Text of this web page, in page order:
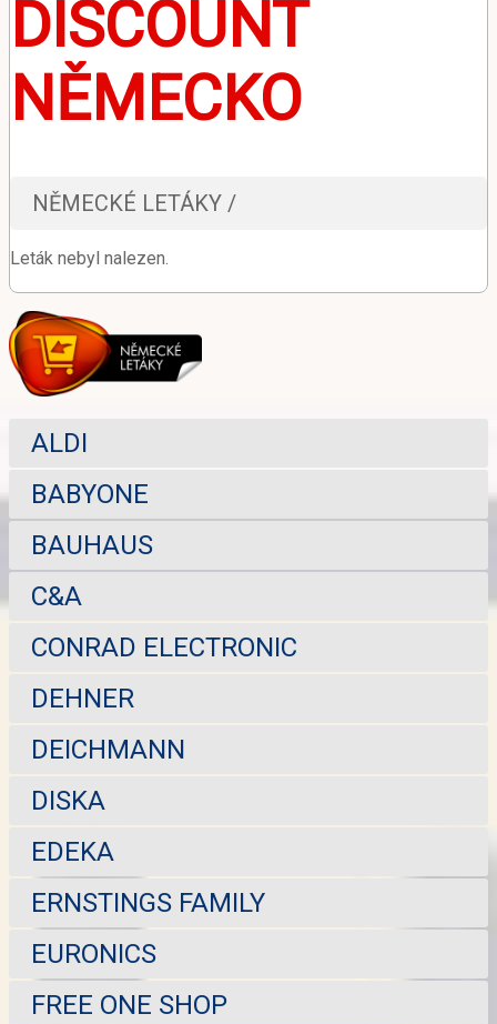
DISCOUNT
NĚMECKO
NĚMECKÉ LETÁKY /
Leták nebyl nalezen.
ALDI
BABYONE
BAUHAUS
C&A
CONRAD ELECTRONIC
DEHNER
DEICHMANN
DISKA
EDEKA
ERNSTINGS FAMILY
EURONICS
FREE ONE SHOP